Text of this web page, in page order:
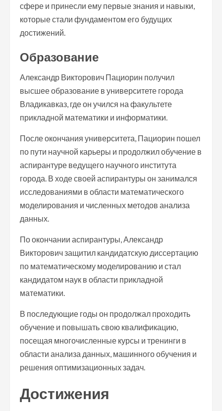
сфере и принесли ему первые знания и навыки,
которые стали фундаментом его будущих
достижений.
Образование
Александр Викторович Пациорин получил
высшее образование в университете города
Владикавказ, где он учился на факультете
прикладной математики и информатики.
После окончания университета, Пациорин пошел
по пути научной карьеры и продолжил обучение в
аспирантуре ведущего научного института
города. В ходе своей аспирантуры он занимался
исследованиями в области математического
моделирования и численных методов анализа
данных.
По окончании аспирантуры, Александр
Викторович защитил кандидатскую диссертацию
по математическому моделированию и стал
кандидатом наук в области прикладной
математики.
В последующие годы он продолжал проходить
обучение и повышать свою квалификацию,
посещая многочисленные курсы и тренинги в
области анализа данных, машинного обучения и
решения оптимизационных задач.
Достижения